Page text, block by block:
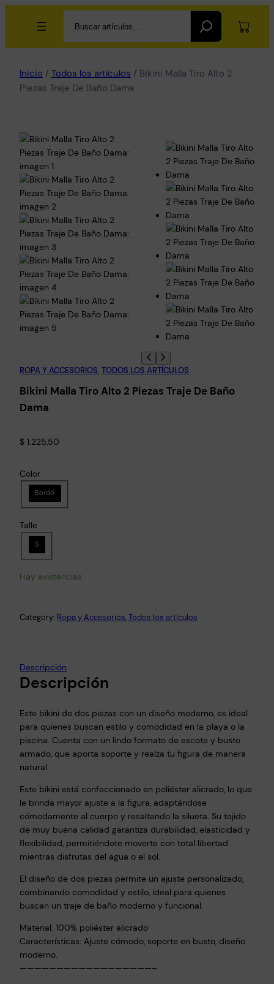
Inicio / Todos los artículos / Bikini Malla Tiro Alto 2
Piezas Traje De Baño Dama
ROPA Y ACCESORIOS, TODOS LOS ARTÍCULOS
Bikini Malla Tiro Alto 2 Piezas Traje De Baño
Dama
$ 1.225,50
Color
Bordó
Talle
S
Hay existencias
Category: Ropa y Accesorios, Todos los artículos
Descripción
Descripción
Este bikini de dos piezas con un diseño moderno, es ideal
para quienes buscan estilo y comodidad en la playa o la
piscina. Cuenta con un lindo formato de escote y busto
armado, que aporta soporte y realza tu figura de manera
natural.
Este bikini está confeccionado en poliéster alicrado, lo que
le brinda mayor ajuste a la figura, adaptándose
cómodamente al cuerpo y resaltando la silueta. Su tejido
de muy buena calidad garantiza durabilidad, elasticidad y
flexibilidad, permitiéndote moverte con total libertad
mientras disfrutas del agua o el sol.
El diseño de dos piezas permite un ajuste personalizado,
combinando comodidad y estilo, ideal para quienes
buscan un traje de baño moderno y funcional.
Material: 100% poliéster alicrado
Características: Ajuste cómodo, soporte en busto, diseño
moderno.
——————————————————–